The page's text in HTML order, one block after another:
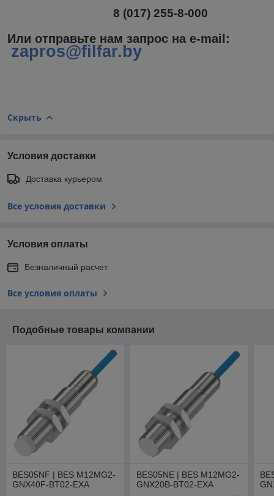
8 (017) 255-8-000
Или отправьте нам запрос на e-mail :
zapros@filfar.by
Скрыть
Условия доставки
Доставка курьером
Все условия доставки
Условия оплаты
Безналичный расчет
Все условия оплаты
Подобные товары компании
BES05NF | BES M12MG2-
GNX40F-BT02-EXA
BES05NE | BES M12MG2-
GNX20B-BT02-EXA